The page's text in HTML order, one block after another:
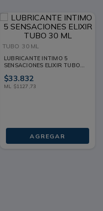
TUBO 30 ML
LUBRICANTE INTIMO 5
SENSACIONES ELIXIR TUBO
$33.832
ML $1127 ,73
AGREGAR